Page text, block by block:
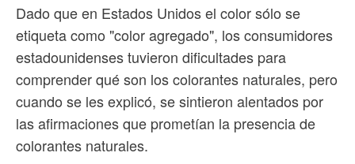
Dado que en Estados Unidos el color sólo se
etiqueta como "color agregado", los consumidores
estadounidenses tuvieron dificultades para
comprender qué son los colorantes naturales, pero
cuando se les explicó, se sintieron alentados por
las afirmaciones que prometían la presencia de
colorantes naturales.